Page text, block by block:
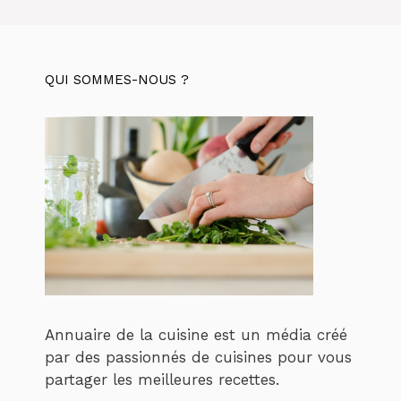
QUI SOMMES-NOUS ?
Annuaire de la cuisine est un média créé
par des passionnés de cuisines pour vous
partager les meilleures recettes.